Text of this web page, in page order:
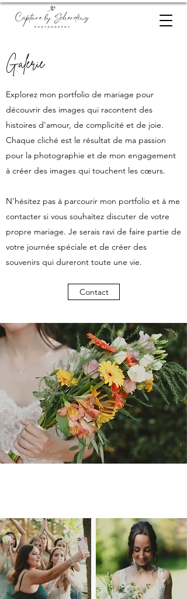
Galerie
Explorez mon portfolio de mariage pour
découvrir des images qui racontent des
histoires d'amour, de complicité et de joie.
Chaque cliché est le résultat de ma passion
pour la photographie et de mon engagement
à créer des images qui touchent les cœurs.
N'hésitez pas à parcourir mon portfolio et à me
contacter si vous souhaitez discuter de votre
propre mariage. Je serais ravi de faire partie de
votre journée spéciale et de créer des
souvenirs qui dureront toute une vie.
Contact